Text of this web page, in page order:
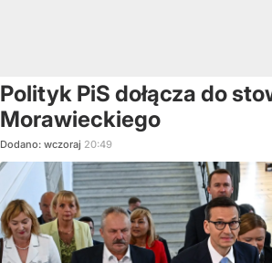
Polityk PiS dołącza do
Morawieckiego
Dodano: wczoraj 20:49